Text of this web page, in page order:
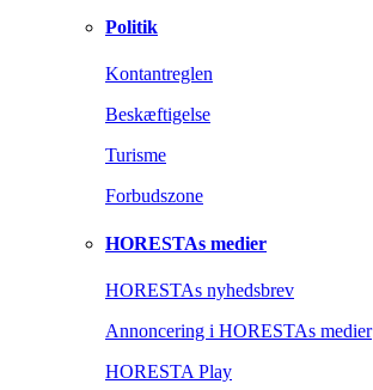
Politik
Kontantreglen
Beskæftigelse
Turisme
Forbudszone
HORESTAs medier
HORESTAs nyhedsbrev
Annoncering i HORESTAs medier
HORESTA Play